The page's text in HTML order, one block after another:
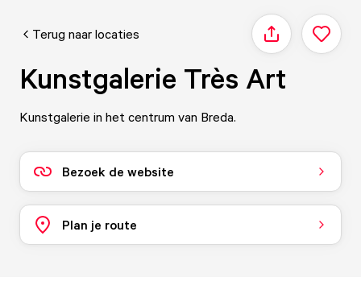
Terug naar locaties Delen
Kunstgalerie Très Art
Kunstgalerie in het centrum van Breda.
Bezoek de website
Plan je route